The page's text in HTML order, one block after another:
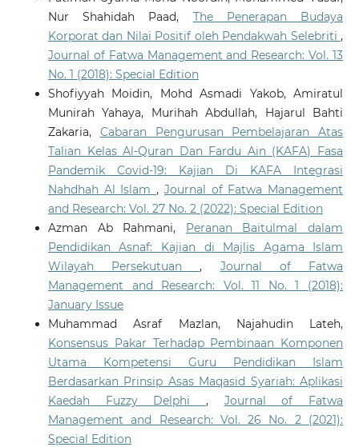
Nur Shahidah Paad, The Penerapan Budaya
Korporat dan Nilai Positif oleh Pendakwah Selebriti,
Journal of Fatwa Management and Research: Vol. 13
No. 1 (2018): Special Edition
Shofiyyah Moidin, Mohd Asmadi Yakob, Amiratul
Munirah Yahaya, Murihah Abdullah, Hajarul Bahti
Zakaria, Cabaran Pengurusan Pembelajaran Atas
Talian Kelas Al-Quran Dan Fardu Ain (KAFA) Fasa
Pandemik Covid-19: Kajian Di KAFA Integrasi
Nahdhah Al Islam, Journal of Fatwa Management
and Research: Vol. 27 No. 2 (2022): Special Edition
Azman Ab Rahmani, Peranan Baitulmal dalam
Pendidikan Asnaf: Kajian di Majlis Agama Islam
Wilayah Persekutuan, Journal of Fatwa
Management and Research: Vol. 11 No. 1 (2018):
January Issue
Muhammad Asraf Mazlan, Najahudin Lateh,
Konsensus Pakar Terhadap Pembinaan Komponen
Utama Kompetensi Guru Pendidikan Islam
Berdasarkan Prinsip Asas Maqasid Syariah: Aplikasi
Kaedah Fuzzy Delphi , Journal of Fatwa
Management and Research: Vol. 26 No. 2 (2021):
Special Edition